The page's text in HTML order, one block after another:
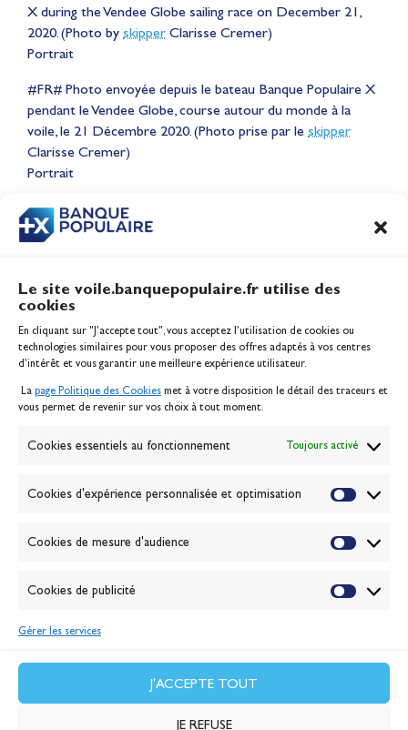
Le site voile.banquepopulaire.fr utilise des
cookies
En cliquant sur "J'accepte tout", vous acceptez l’utilisation de cookies ou
technologies similaires pour vous proposer des offres adaptés à vos centres
d’intérêt et vous garantir une meilleure expérience utilisateur.
La page Politique des Cookies met à votre disposition le détail des traceurs et
vous permet de revenir sur vos choix à tout moment.
Cookies essentiels au fonctionnement Toujours activé
Cookies d'expérience personnalisée et optimisation
Cookies de mesure d'audience
Cookies de publicité
Gérer les services
J'ACCEPTE TOUT
JE REFUSE
X during the Vendee Globe sailing race on December 21,
2020. (Photo by skipper Clarisse Cremer)
Portrait
#FR# Photo envoyée depuis le bateau Banque Populaire X
pendant le Vendee Globe, course autour du monde à la
voile, le 21 Décembre 2020. (Photo prise par le skipper
Clarisse Cremer)
Portrait
CONTENU
Lauriane Nolot en or à Long
Beach, sur le plan d'eau des
Jeux Olympiques 2028
Inscription serveur média
Contact
Politique des cookies
Banque de la voile
Passion Voile TV
ABONNEZ-VOUS
J'accepte lapolitique de confidentialité